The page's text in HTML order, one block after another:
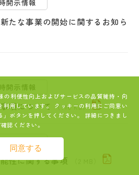
開示情報
たな事業の開始に関するお知ら
開示情報
項について （118 KB）
性に関する事項
の利便性向上およびサービスの品質維持・向
利用しています。 クッキーの利用にご同意い
」ボタンを押してください。 詳細につきまし
認ください。
同意する